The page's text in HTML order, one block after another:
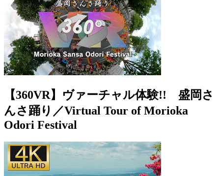
【360VR】ヴァーチャル体験!! 盛岡さ
んさ踊り／Virtual Tour of Morioka
Odori Festival